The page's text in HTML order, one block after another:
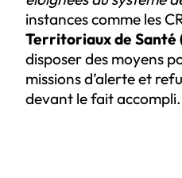
instances comme les
Territoriaux de Santé
disposer des moyens
missions d’alerte et
devant le fait accompli.